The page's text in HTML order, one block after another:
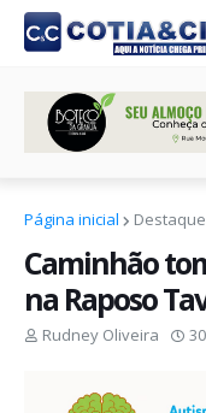
Página inicial Destaque
Caminhão
na Raposo
Rudney Oliveira